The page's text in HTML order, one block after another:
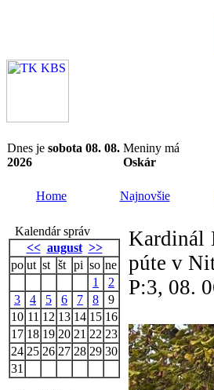
Dnes je sobota 08. 08.
2026
Meniny má
Oskár
Home Najnovšie
Kalendár správ
<< august >>
po ut st št pi so ne
1
2
3
4 5 6 7 8
9
10 11 12 13 14 15 16
17 18 19 20 21 22 23
24 25 26 27 28 29 30
31
Kardinál
púte v
P:3, 08.